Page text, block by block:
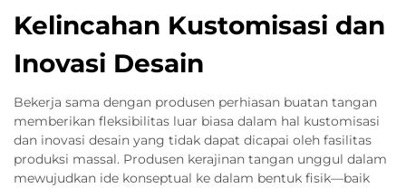
Kelincahan Kustomisasi dan
Inovasi Desain
Bekerja sama dengan produsen perhiasan buatan tangan
memberikan fleksibilitas luar biasa dalam hal kustomisasi
dan inovasi desain yang tidak dapat dicapai oleh fasilitas
produksi massal. Produsen kerajinan tangan unggul dalam
mewujudkan ide konseptual ke dalam bentuk fisik—baik